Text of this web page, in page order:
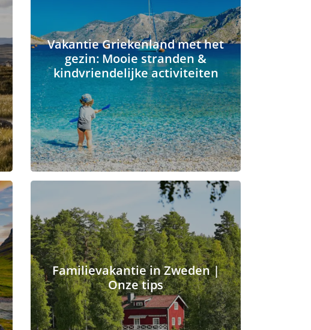
Vakantie Griekenland met het
gezin: Mooie stranden &
kindvriendelijke activiteiten
Familievakantie in Zweden |
Onze tips